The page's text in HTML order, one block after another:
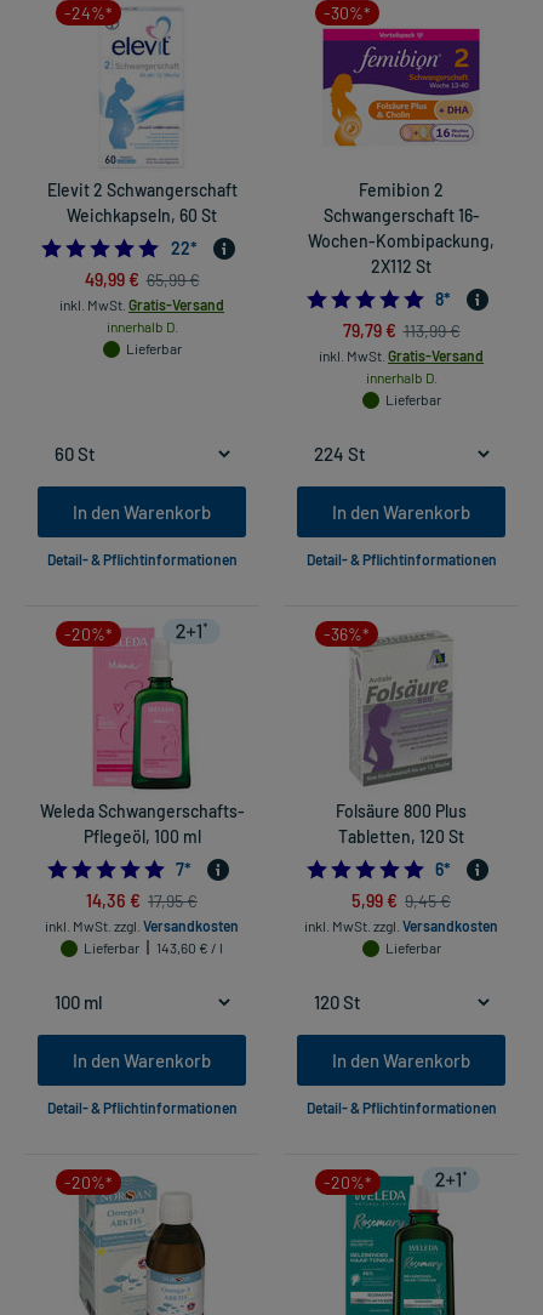
-24%*
Elevit 2 Schwangerschaft
Weichkapseln, 60 St
5.0
22*
49,99 € 65,99 €
inkl. MwSt. Gratis-Versand
innerhalb D.
Lieferbar
In den Warenkorb
Detail- & Pflichtinformationen
-30%*
Femibion 2
Schwangerschaft 16-
Wochen-Kombipackung,
2X112 St
4.875
8*
79,79 € 113,99 €
inkl. MwSt. Gratis-Versand
innerhalb D.
Lieferbar
In den Warenkorb
Detail- & Pflichtinformationen
-20%*
Weleda Schwangerschafts-
Pflegeöl, 100 ml
5.0
7*
14,36 € 17,95 €
inkl. MwSt. zzgl. Versandkosten
Lieferbar
143,60 € / l
In den Warenkorb
Detail- & Pflichtinformationen
-36%*
Folsäure 800 Plus
Tabletten, 120 St
5.0
6*
5,99 € 9,45 €
inkl. MwSt. zzgl. Versandkosten
Lieferbar
In den Warenkorb
Detail- & Pflichtinformationen
-20%* -20%*